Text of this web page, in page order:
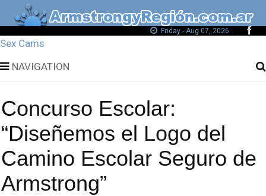
Friday - Aug 07, 2026
Sex Cams
NAVIGATION
Concurso Escolar:
“Diseñemos el Logo del
Camino Escolar Seguro de
Armstrong”